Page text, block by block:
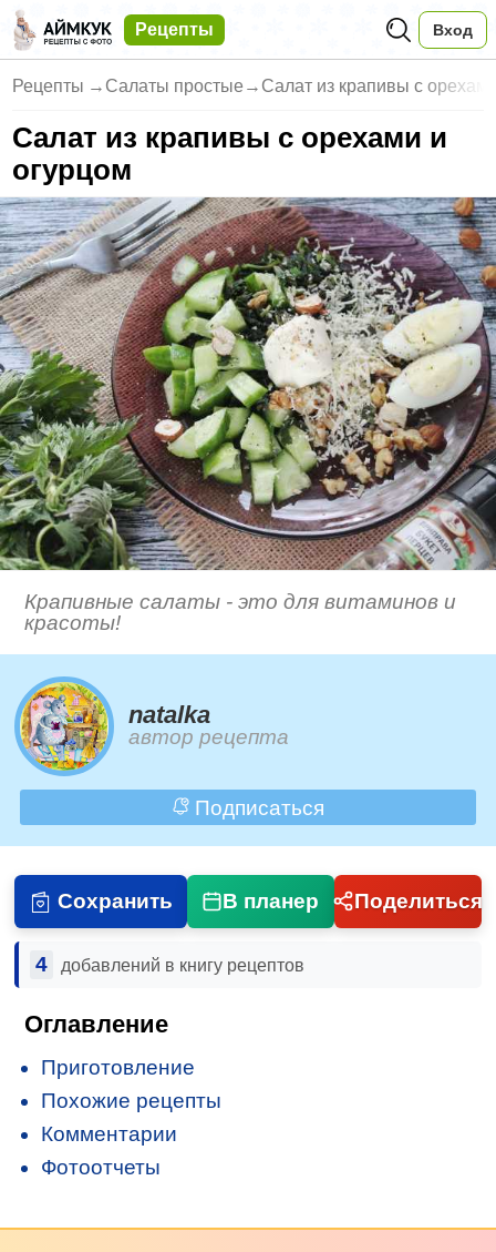
Рецепты Вход
Рецепты → Салаты простые → Салат из крапивы с
Салат из крапивы с орехами и
огурцом
Крапивные салаты - это для витаминов и
красоты!
natalka
автор рецепта
Подписаться
Сохранить В планер Поделиться
4 добавлений в книгу рецептов
Оглавление
Приготовление
Похожие рецепты
Комментарии
Фотоотчеты